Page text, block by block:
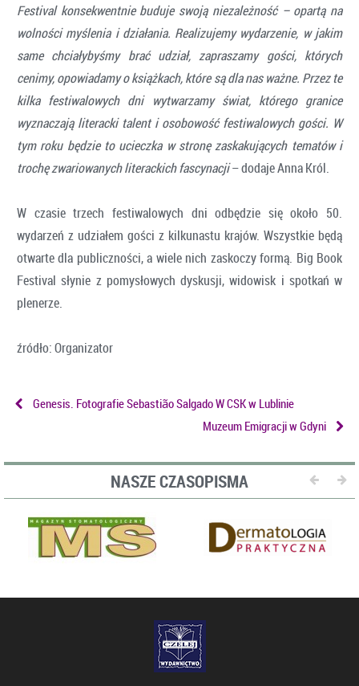
Festival konsekwentnie buduje swoją niezależność – opartą na
wolności myślenia i działania. Realizujemy wydarzenie, w jakim
same chciałybyśmy brać udział, zapraszamy gości, których
cenimy, opowiadamy o książkach, które są dla nas ważne. Przez te
kilka festiwalowych dni wytwarzamy świat, którego granice
wyznaczają literacki talent i osobowość festiwalowych gości. W
tym roku będzie to ucieczka w stronę zaskakujących tematów i
trochę zwariowanych literackich fascynacji– dodaje Anna Król.
W czasie trzech festiwalowych dni odbędzie się około 50.
wydarzeń z udziałem gości z kilkunastu krajów. Wszystkie będą
otwarte dla publiczności, a wiele nich zaskoczy formą. Big Book
Festival słynie z pomysłowych dyskusji, widowisk i spotkań w
plenerze.
źródło: Organizator
Genesis. Fotografie Sebastião Salgado W CSK w Lublinie
Muzeum Emigracji w Gdyni
NASZE CZASOPISMA